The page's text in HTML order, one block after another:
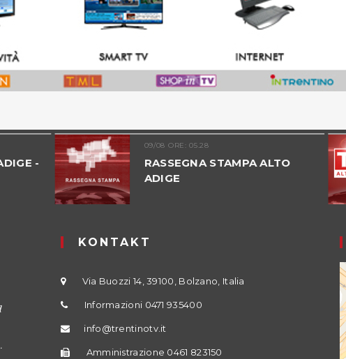
-
09/08 ORE: 05.28
RASSEGNA STAMPA ALTO
ADIGE
KONTAKT
Via Buozzi 14, 39100, Bolzano, Italia
Informazioni 0471 935400
info@trentinotv.it
Amministrazione 0461 823150